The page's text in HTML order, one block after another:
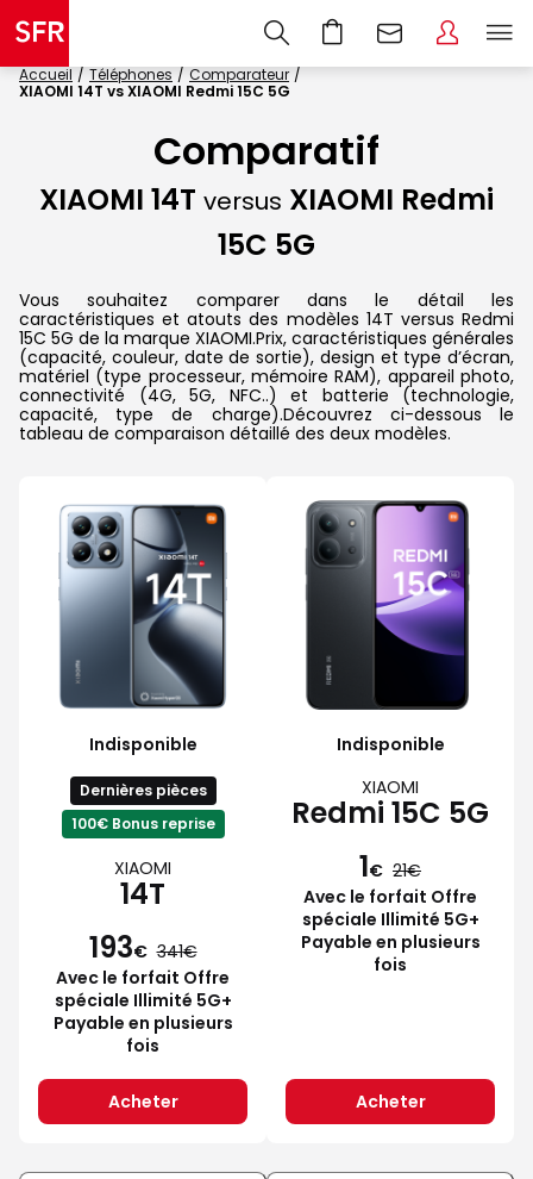
Accueil Téléphones
Comparateur
XIAOMI 14T vs XIAOMI Redmi 15C 5G
Comparatif
XIAOMI 14T versus XIAOMI Redmi
15C 5G
Vous souhaitez comparer dans le détail les
caractéristiques et atouts des modèles 14T versus Redmi
15C 5G de la marque XIAOMI.Prix, caractéristiques générales
(capacité, couleur, date de sortie), design et type d’écran,
matériel (type processeur, mémoire RAM), appareil photo,
connectivité (4G, 5G, NFC..) et batterie (technologie,
capacité, type de charge).Découvrez ci-dessous le
tableau de comparaison détaillé des deux modèles.
Indisponible
Dernières pièces
100€ Bonus reprise
XIAOMI
14T
193€ 341
Avec le forfait Offre
spéciale Illimité 5G+
Payable en plusieurs
fois
Acheter
Indisponible
XIAOMI
Redmi 15C 5G
1€ 21
Avec le forfait Offre
spéciale Illimité 5G+
Payable en plusieurs
fois
Acheter